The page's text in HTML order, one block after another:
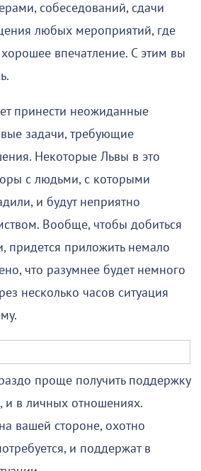
собеседований, сдачи
любых мероприятий, где
впечатление. С этим вы
принести неожиданные
задачи, требующие
Некоторые Львы в это
с людьми, с которыми
и будут неприятно
Вообще, чтобы добиться
придется приложить немало
что разумнее будет немного
несколько часов ситуация
проще получить поддержку
и в личных отношениях.
вашей стороне, охотно
и поддержат в